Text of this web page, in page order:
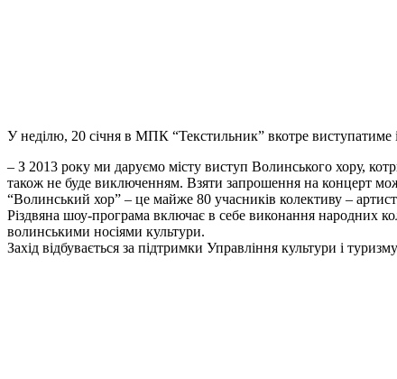
У неділю, 20 січня в МПК “Текстильник” вкотре
– З 2013 року ми даруємо місту виступ Волинського хору,
також не буде виключенням. Взяти запрошення на концерт
“Волинський хор” – це майже 80 учасників колективу –
Різдвяна шоу-програма включає в себе виконання народних
волинськими носіями культури.
Захід відбувається за підтримки Управління культури і